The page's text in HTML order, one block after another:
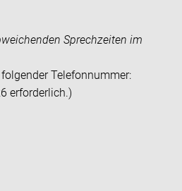
Sprechzeiten im
Telefonnummer:
erforderlich.)